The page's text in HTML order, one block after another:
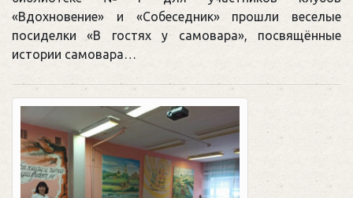
«Вдохновение» и «Собеседник» прошли веселые
посиделки «В гостях у самовара», посвящённые
истории самовара…